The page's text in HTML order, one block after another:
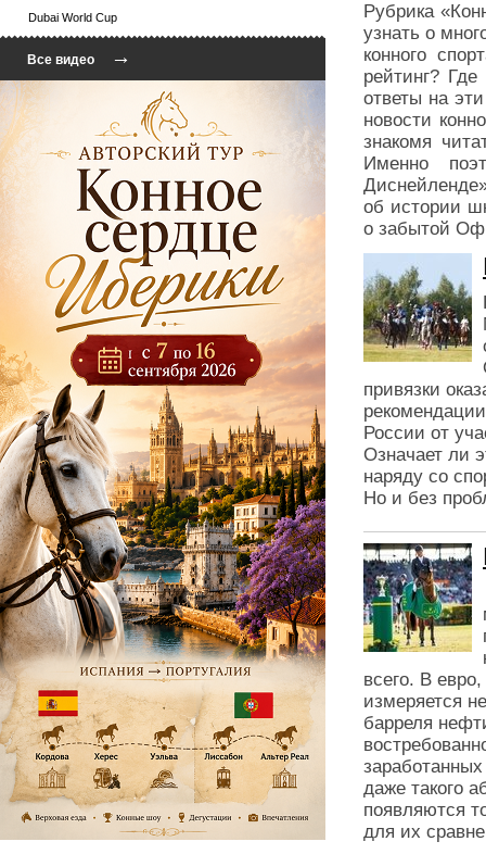
Dubai World Cup
Все видео →
Рубрика
узнать о
конного
рейтинг?
ответы на
новости
знакомя
Именно
об истории
о забытой
привязки
России от
Означает ли
наряду со
Но и без
всего. В
измеряется
барреля
даже такого
появляются
для их